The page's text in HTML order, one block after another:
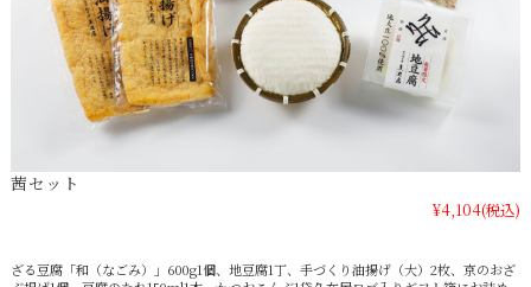
茜セット
¥4,104(税込)
ざる豆腐「和（なごみ）」600g1個、地豆腐1丁、手づくり油揚げ（大）2枚、京のおざ